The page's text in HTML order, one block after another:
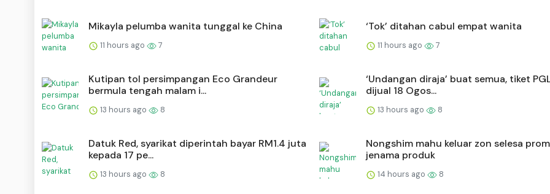
Mikayla pelumba wanita tunggal ke China
11 hours ago 7
‘Tok’ ditahan cabul empat wanita
11 hours ago 7
Kutipan tol persimpangan Eco Grandeur
bermula tengah malam i...
13 hours ago 8
‘Undangan diraja’ buat semua, tiket
dijual 18 Ogos...
13 hours ago 8
Datuk Red, syarikat diperintah bayar RM1.4 juta
kepada 17 pe...
13 hours ago 8
Nongshim mahu keluar zon selesa
jenama produk
14 hours ago 8